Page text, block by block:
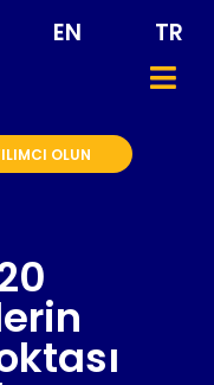
EN TR
OLUN